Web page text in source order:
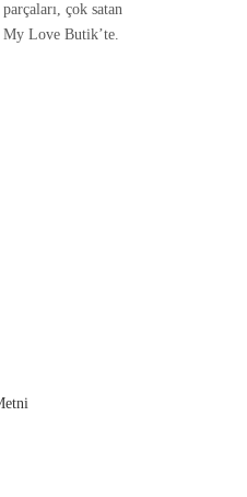
çok satan
My Love Butik’te.